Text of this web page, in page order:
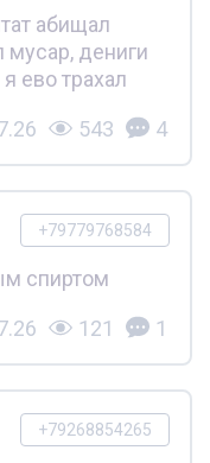
абищал
мусар, дениги
ево трахал
543 4
+79779768584
спиртом
121 1
+79268854265